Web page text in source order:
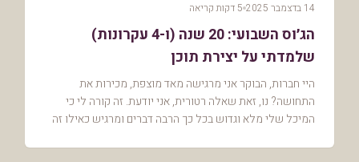
14 בדצמבר 2025 5 דקות קריאה
הג׳וס השבועי: 20 שנה (ו-4 עקרונות)
שלמדתי על יצירת תוכן
היי חברות, הבוקר אני מרגישה מאד מוצפת, מכירות את
התחושה? נו, זאת שאלה רטורית, אני יודעת. זה קורה לי כי
המיכל שלי מלא וגדוש בכל כך הרבה דברים ומרגיש כאילו זה